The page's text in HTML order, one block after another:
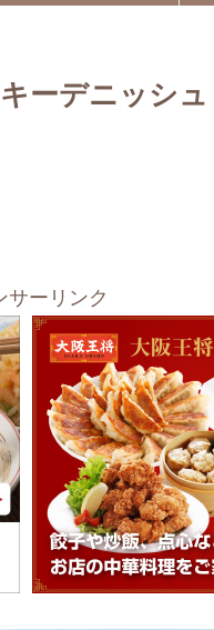
ーデニッシュ
サーリンク